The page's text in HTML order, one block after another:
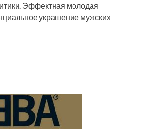
Эффектная молодая
украшение мужских